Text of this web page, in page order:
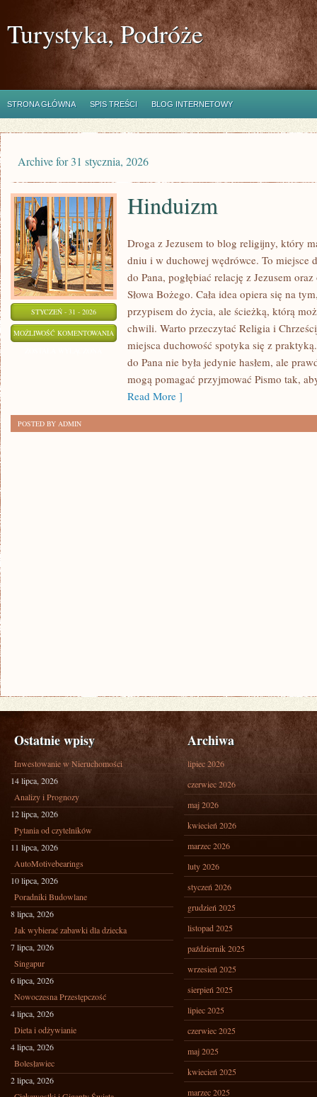
Turystyka, Podróże
STRONA GŁÓWNA SPIS TREŚCI BLOG INTERNETOWY
Archive for 31 stycznia, 2026
STYCZEŃ - 31 - 2026
MOŻLIWOŚĆ KOMENTOWANIA HINDUIZM
Hinduizm
Droga z Jezusem to blog religijny, który
dniu i w duchowej wędrówce. To miejsce
do Pana, pogłębiać relację z Jezusem
Słowa Bożego. Cała idea opiera się na
przypisem do życia, ale ścieżką, którą
chwili. Warto przeczytać Religia i
miejsca duchowość spotyka się z
do Pana nie była jedynie hasłem, ale
mogą pomagać przyjmować Pismo tak,
Read More ]
POSTED BY ADMIN
Ostatnie wpisy
Inwestowanie w Nieruchomości
14 lipca, 2026
Analizy i Prognozy
12 lipca, 2026
Pytania od czytelników
11 lipca, 2026
AutoMotivebearings
10 lipca, 2026
Poradniki Budowlane
8 lipca, 2026
Jak wybierać zabawki dla dziecka
7 lipca, 2026
Singapur
6 lipca, 2026
Nowoczesna Przestępczość
4 lipca, 2026
Dieta i odżywianie
4 lipca, 2026
Bolesławiec
2 lipca, 2026
Archiwa
lipiec 2026
czerwiec 2026
maj 2026
kwiecień 2026
marzec 2026
luty 2026
styczeń 2026
grudzień 2025
listopad 2025
październik 2025
wrzesień 2025
sierpień 2025
lipiec 2025
czerwiec 2025
maj 2025
kwiecień 2025
marzec 2025